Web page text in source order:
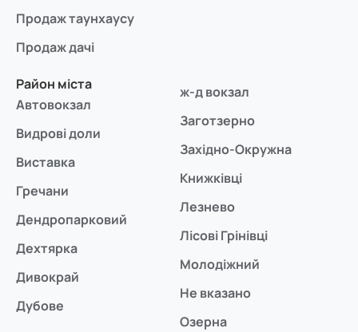
Продаж таунхаусу
Продаж дачі
Район міста
Автовокзал
Видрові доли
Виставка
Гречани
Дендропарковий
Дехтярка
Дивокрай
Дубове
ж-д вокзал
Заготзерно
Західно-Окружна
Книжківці
Лезнево
Лісові Грінівці
Молодіжний
Не вказано
Озерна